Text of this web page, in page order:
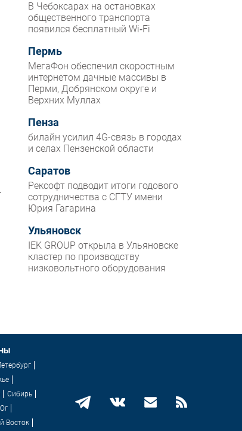
В Чебоксарах на остановках
общественного транспорта
появился бесплатный Wi‑Fi
Пермь
МегаФон обеспечил скоростным
интернетом дачные массивы в
Перми, Добрянском округе и
Верхних Муллах
Пенза
билайн усилил 4G-связь в городах
и селах Пензенской области
Саратов
Рексофт подводит итоги годового
сотрудничества с СГТУ имени
Юрия Гагарина
Ульяновск
IEK GROUP открыла в Ульяновске
кластер по производству
низковольтного оборудования
Сибирь
Юг
Восток